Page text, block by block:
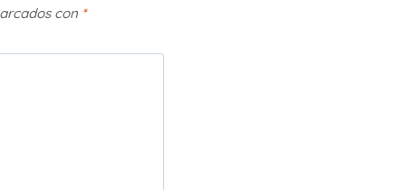
con *